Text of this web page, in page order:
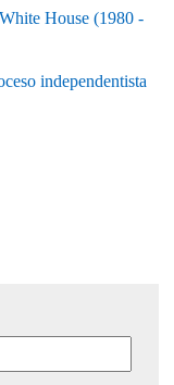
House (1980 -
independentista